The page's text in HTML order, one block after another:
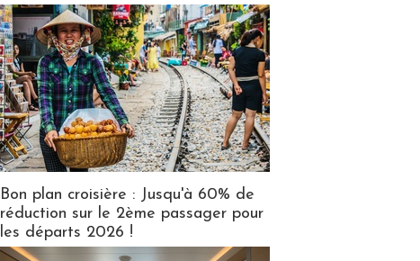
Bon plan croisière : Jusqu'à 60% de
réduction sur le 2ème passager pour
les départs 2026 !